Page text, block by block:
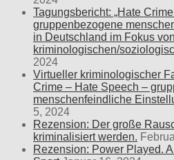
Tagungsbericht: „Hate
gruppenbezogene
in Deutschland im Fokus von
kriminologischen/
2024
Virtueller kriminologischer
Crime – Hate Speech –
menschenfeindliche
5, 2024
Rezension: Der große
kriminalisiert werden.
Rezension: Power Played.